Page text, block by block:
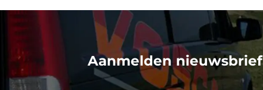
Aanmelden nieuwsbrief